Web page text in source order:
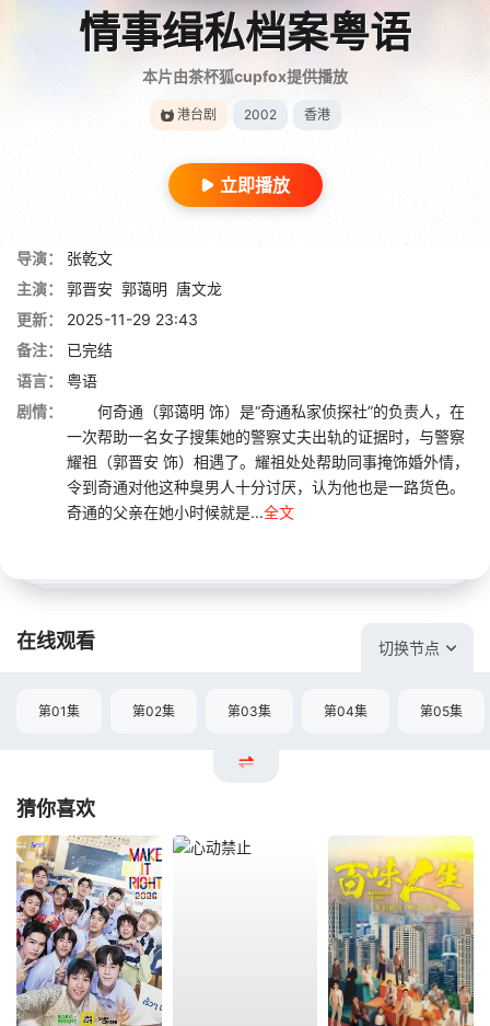
情事缉私档案粤语
本片由茶杯狐cupfox提供播放
港台剧 2002 香港
立即播放
导演：
张乾文
主演：
郭晋安 郭蔼明 唐文龙
更新：
2025-11-29 23:43
备注：
已完结
语言：
粤语
剧情：
何奇通（郭蔼明 饰）是“奇通私家侦探社”的负责人，在
一次帮助一名女子搜集她的警察丈夫出轨的证据时，与警察
耀祖（郭晋安 饰）相遇了。耀祖处处帮助同事掩饰婚外情，
令到奇通对他这种臭男人十分讨厌，认为他也是一路货色。
奇通的父亲在她小时候就是...全文
在线观看 切换节点
第01集 第02集 第03集 第04集 第05集
猜你喜欢